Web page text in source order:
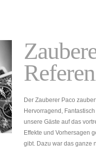
Der Zauberer Paco
Hervorragend,
unsere Gäste auf das
Effekte und Vorhersagen
gibt. Dazu war das